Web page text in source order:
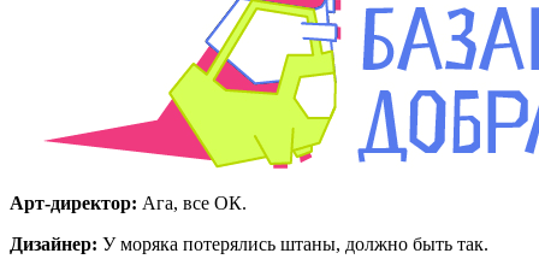
Арт-директор: Ага, все ОК.
Дизайнер: У моряка потерялись штаны, должно быть так.